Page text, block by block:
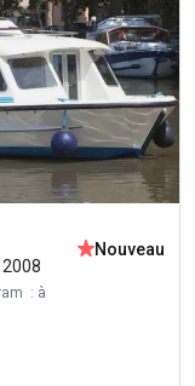
2008
: à
Nouveau